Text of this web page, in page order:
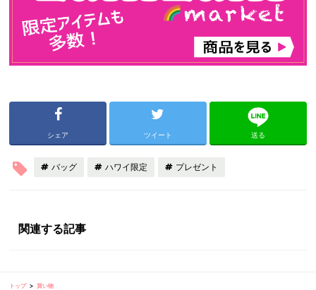
シェア ツイート 送る
バッグ ハワイ限定 プレゼント
関連する記事
トップ
買い物